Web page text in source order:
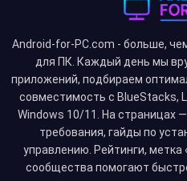
Android-for-PC.com - больше,
для ПК. Каждый день мы
приложений, подбираем
совместимость с BlueStacks,
Windows 10/11. На страницах
требования, гайды по
управлению. Рейтинги,
сообщества помогают